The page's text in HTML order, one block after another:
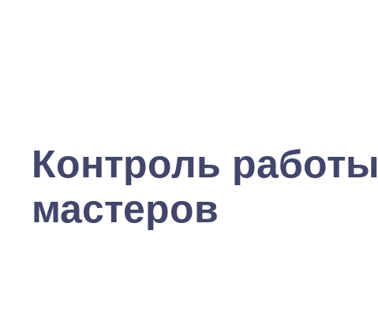
Контроль работы
мастеров